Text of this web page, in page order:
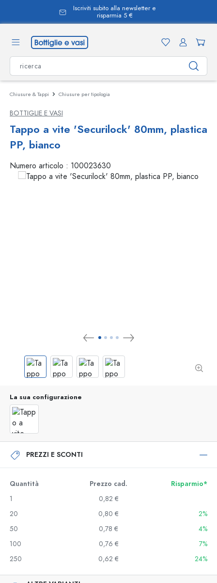
Iscriviti subito alla newsletter e
risparmia 5 €
Chiusure & Tappi Chiusure per tipologia
BOTTIGLIE E VASI
Tappo a vite 'Securilock' 80mm, plastica
PP, bianco
Numero articolo : 100023630
La sua configurazione
PREZZI E SCONTI
Quantità Prezzo cad.
Risparmio*
1
0,82 €
20
0,80 €
2%
50
0,78 €
4%
100
0,76 €
7%
250
0,62 € 24%